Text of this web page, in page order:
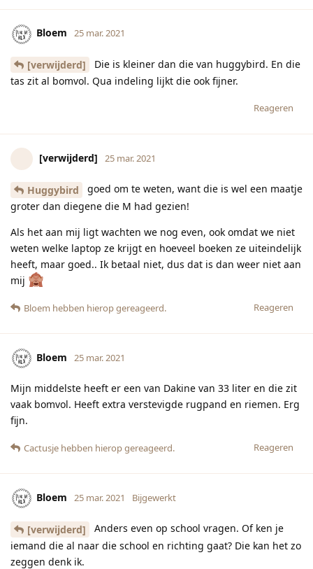
Bloem 25 mar. 2021
[verwijderd]
Die is kleiner dan die van huggybird. En die
tas zit al bomvol. Qua indeling lijkt die ook fijner.
Reageren
[verwijderd] 25 mar. 2021
Huggybird
goed om te weten, want die is wel een maatje
groter dan diegene die M had gezien!
Als het aan mij ligt wachten we nog even, ook omdat we niet
weten welke laptop ze krijgt en hoeveel boeken ze uiteindelijk
heeft, maar goed.. Ik betaal niet, dus dat is dan weer niet aan
mij
Reageren
Bloem hebben hierop gereageerd.
Bloem 25 mar. 2021
Mijn middelste heeft er een van Dakine van 33 liter en die zit
vaak bomvol. Heeft extra verstevigde rugpand en riemen. Erg
fijn.
Reageren
Cactusje hebben hierop gereageerd.
Bloem 25 mar. 2021 Bijgewerkt
[verwijderd]
Anders even op school vragen. Of ken je
iemand die al naar die school en richting gaat? Die kan het zo
zeggen denk ik.